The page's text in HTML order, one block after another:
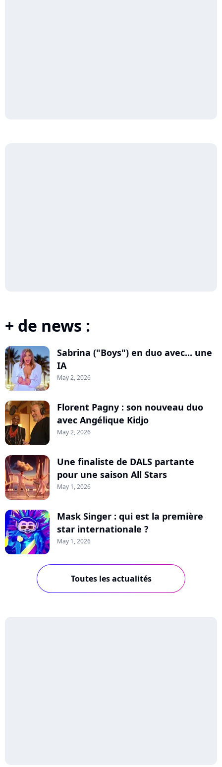
+ de news :
Sabrina ("Boys") en duo avec... une
IA
May 2, 2026
Florent Pagny : son nouveau duo
avec Angélique Kidjo
May 2, 2026
Une finaliste de DALS partante
pour une saison All Stars
May 1, 2026
Mask Singer : qui est la première
star internationale ?
May 1, 2026
Toutes les actualités